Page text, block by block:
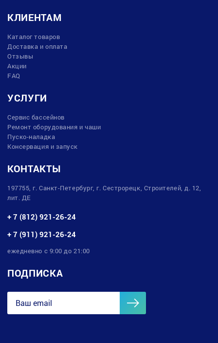
КЛИЕНТАМ
Каталог товаров
Доставка и оплата
Отзывы
Акции
FAQ
УСЛУГИ
Сервис бассейнов
Ремонт оборудования и чаши
Пуско-наладка
Консервация и запуск
КОНТАКТЫ
197755, г. Санкт-Петербург, г. Сестрорецк, Строителей, д. 12,
лит. ДЕ
+ 7 (812) 921-26-24
+ 7 (911) 921-26-24
ежедневно с 9:00 до 21:00
ПОДПИСКА